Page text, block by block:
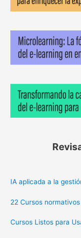
IA aplicada a la
22 Cursos normativos
Cursos Listos para